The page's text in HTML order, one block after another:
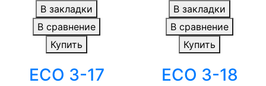
В закладки
В сравнение
Купить
ECO 3-17
В закладки
В сравнение
Купить
ECO 3-18